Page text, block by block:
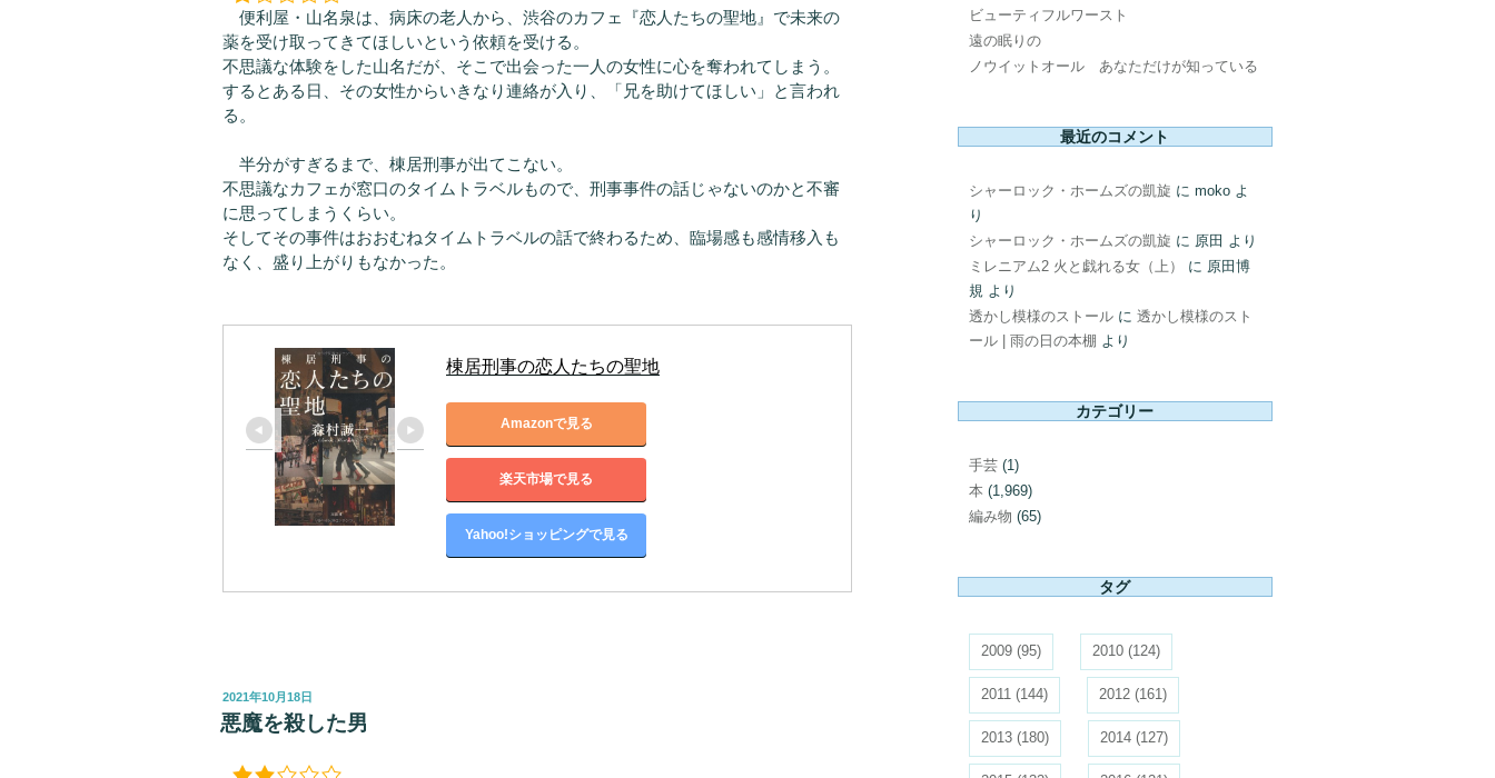
便利屋・山名泉は、病床の老人から、渋谷のカフェ『恋人たちの聖地』で未来の
薬を受け取ってきてほしいという依頼を受ける。
不思議な体験をした山名だが、そこで出会った一人の女性に心を奪われてしまう。
するとある日、その女性からいきなり連絡が入り、「兄を助けてほしい」と言われ
る。
半分がすぎるまで、棟居刑事が出てこない。
不思議なカフェが窓口のタイムトラベルもので、刑事事件の話じゃないのかと不審
に思ってしまうくらい。
そしてその事件はおおむねタイムトラベルの話で終わるため、臨場感も感情移入も
なく、盛り上がりもなかった。
棟居刑事の恋人たちの聖地
Amazonで見る
楽天市場で見る
Yahoo!ショッピングで見る
投
稿
日:
2021年10月18日
悪魔を殺した男
ビューティフルワースト
遠の眠りの
ノウイットオール あなただけが知っている
最近のコメント
シャーロック・ホームズの凱旋 に mokoよ
り
シャーロック・ホームズの凱旋 に 原田 より
ミレニアム2 火と戯れる女（上）
に 原田博
規より
透かし模様のストールに 透かし模様のスト
ール | 雨の日の本棚 より
カテゴリー
手芸(1)
本 (1,969)
編み物 (65)
タグ
2009(95) 2010(124)
2011(144) 2012(161)
2013(180) 2014(127)